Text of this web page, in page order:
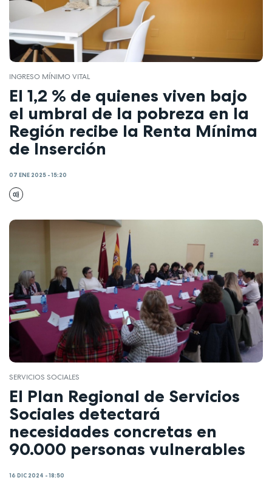
INGRESO MÍNIMO VITAL
El 1,2 % de quienes viven bajo
el umbral de la pobreza en la
Región recibe la Renta Mínima
de Inserción
07 ENE 2025 - 15:20
SERVICIOS SOCIALES
El Plan Regional de Servicios
Sociales detectará
necesidades concretas en
90.000 personas vulnerables
16 DIC 2024 - 18:50